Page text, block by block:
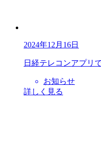
2024年12月16日
⽇経テレコンアプリ
お知らせ
詳しく見る